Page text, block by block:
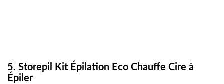
5. Storepil Kit Épilation Eco Chauffe Cire à
Épiler